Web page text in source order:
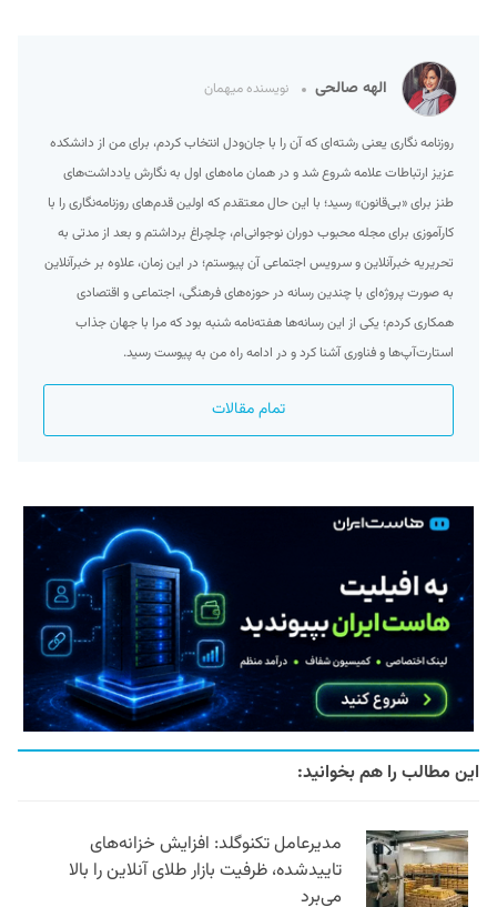
الهه صالحی نویسنده میهمان
روزنامه نگاری یعنی رشته‌ای که آن را با جان‌ودل انتخاب کردم، برای من از دانشکده
عزیز ارتباطات علامه شروع شد و در همان ماه‌های اول به نگارش یادداشت‌های
طنز برای «بی‌قانون» رسید؛ با این حال معتقدم که اولین قدم‌های روزنامه‌نگاری را با
کارآموزی برای مجله محبوب دوران نوجوانی‌ام، چلچراغ برداشتم و بعد از مدتی به
تحریریه خبرآنلاین و سرویس اجتماعی آن پیوستم؛ در این زمان، علاوه بر خبرآنلاین
به صورت پروژه‌ای با چندین رسانه در حوزه‌های فرهنگی، اجتماعی و اقتصادی
همکاری کردم؛ یکی از این رسانه‌ها هفته‌نامه شنبه بود که مرا با جهان جذاب
استارت‌آپ‌ها و فناوری آشنا کرد و در ادامه راه من به پیوست رسید.
تمام مقالات
این مطالب را هم بخوانید:
مدیرعامل تکنوگلد: افزایش خزانه‌های
تاییدشده، ظرفیت بازار طلای آنلاین را بالا
می‌برد